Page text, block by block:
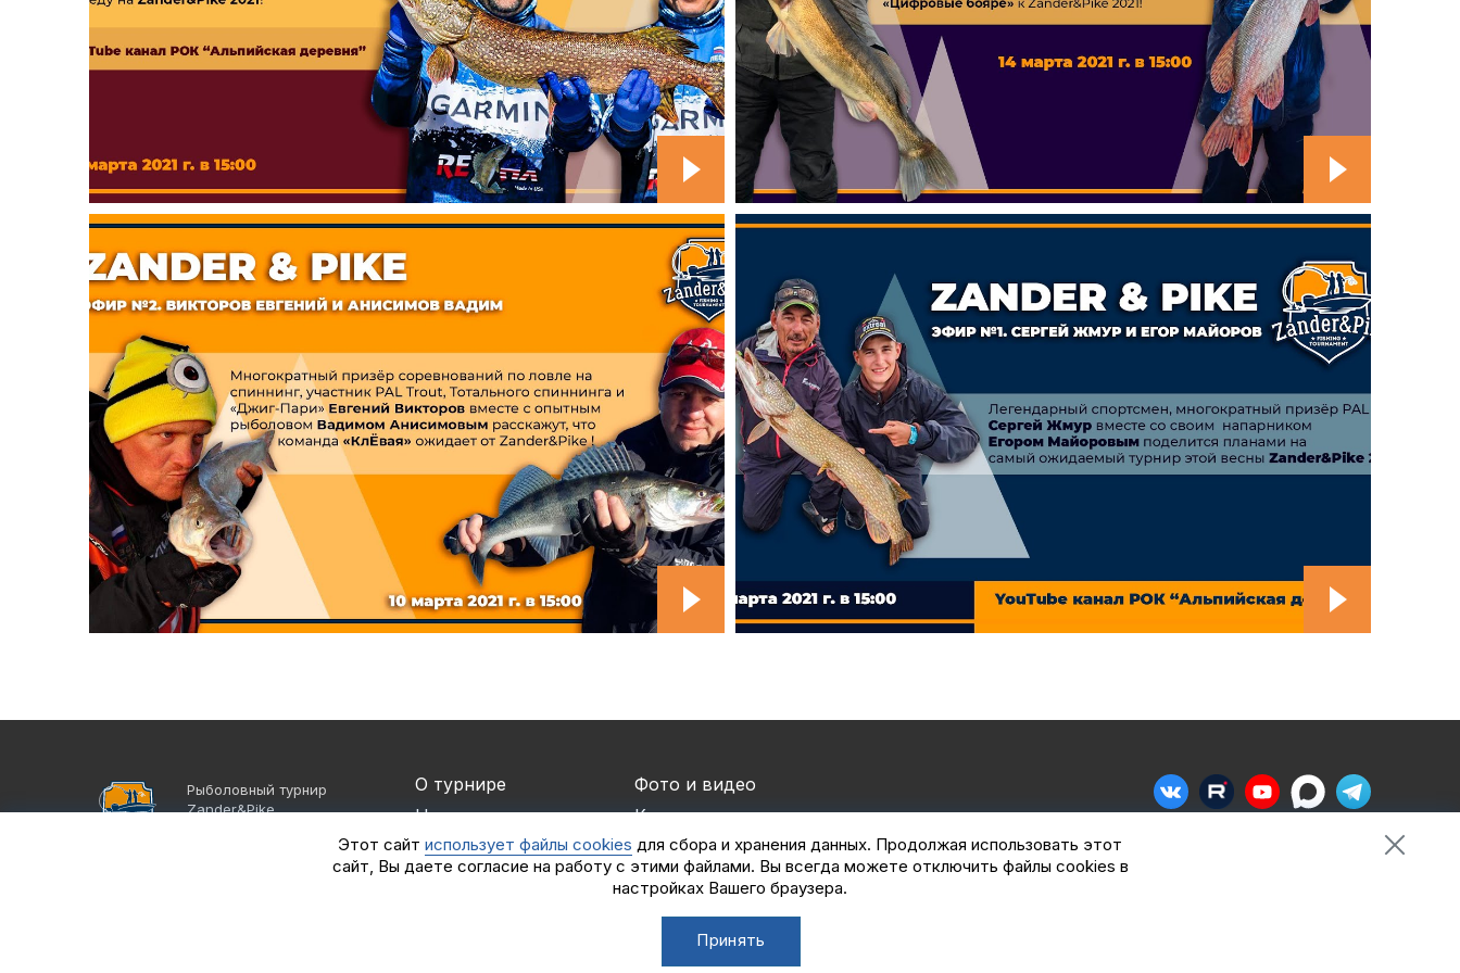
Рыболовный турнир
Zander&Pike
«Альпийская деревня»
О турнире
Новости
Партнеры и спонсоры
Спортсмены
Фото и видео
Контакты
Логотипы турнира
iOS приложение
Этот сайт использует файлы cookies для сбора и хранения данных. Продолжая использовать этот
сайт, Вы даете согласие на работу с этими файлами. Вы всегда можете отключить файлы cookies в
настройках Вашего браузера.
Принять